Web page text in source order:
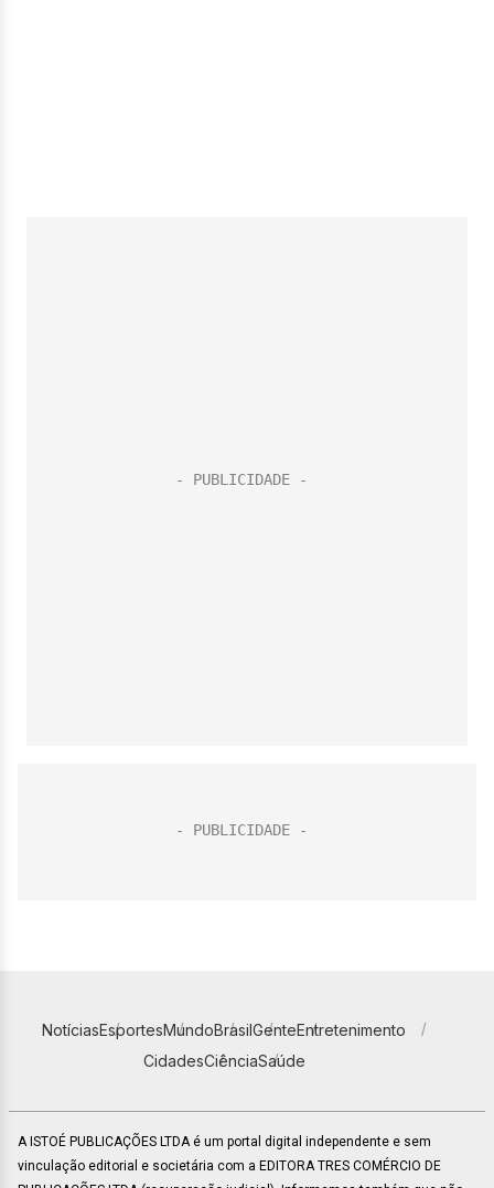
NotíciasEsportesMundoBrasilGenteEntretenimento
CidadesCiênciaSaúde
A ISTOÉ PUBLICAÇÕES LTDA é um portal digital independente e sem
vinculação editorial e societária com a EDITORA TRES COMÉRCIO DE